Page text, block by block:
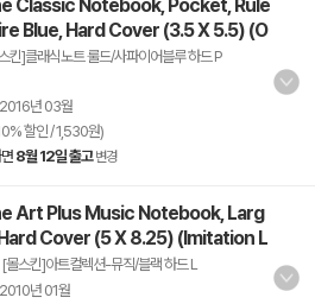
Classic Notebook, Pocket, Rule
Blue, Hard Cover (3.5 X 5.5) (O
킨]클래식노트 룰드/사파이어블루 하드 P
2016년 03월
할인 / 1,530원)
8월 12일 출고 변경
Art Plus Music Notebook, Larg
Cover (5 X 8.25) (Imitation L
몰스킨]아트컬렉션-뮤직/블랙 하드 L
2010년 01월